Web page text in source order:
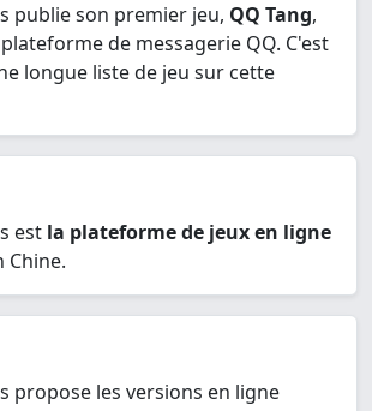
publie son premier jeu, QQ Tang,
de messagerie QQ. C'est
longue liste de jeu sur cette
est la plateforme de jeux en ligne
Chine.
propose les versions en ligne